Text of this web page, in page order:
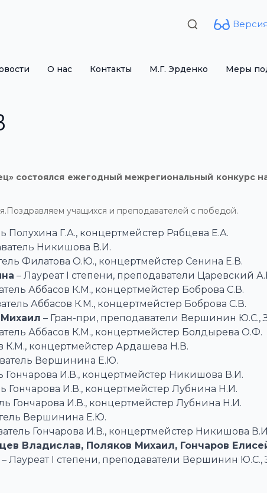
О нас Контакты М.Г. Эрденко Меры
состоялся ежегодный межрегиональный конкурс
учащихся и преподавателей с победой.
Полухина Г.А., концертмейстер Рябцева Е.А.
Никишова В.И.
Филатова О.Ю., концертмейстер Сенина Е.В.
– Лауреат I степени, преподаватели Царевский
Аббасов К.М., концертмейстер Боброва С.В.
Аббасов К.М., концертмейстер Боброва С.В.
– Гран-при, преподаватели Вершинин Ю.С.,
Аббасов К.М., концертмейстер Болдырева О.Ф.
К.М., концертмейстер Ардашева Н.В.
Вершинина Е.Ю.
Гончарова И.В., концертмейстер Никишова В.И.
Гончарова И.В., концертмейстер Лубнина Н.И.
Гончарова И.В., концертмейстер Лубнина Н.И.
Вершинина Е.Ю.
Гончарова И.В., концертмейстер Никишова
Владислав, Поляков Михаил, Гончаров
– Лауреат I степени, преподаватели Вершинин Ю.С.,